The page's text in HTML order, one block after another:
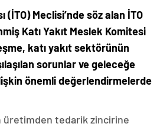
(İTO) Meclisi’nde söz alan İTO
Katı Yakıt Meslek Komitesi
katı yakıt sektörünün
sorunlar ve geleceğe
önemli değerlendirmelerde
üretimden tedarik zincirine